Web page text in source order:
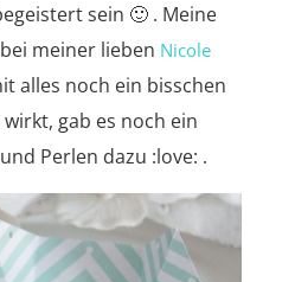
sein 🙂 . Meine
meiner lieben Nicole
alles noch ein bisschen
gab es noch ein
Perlen dazu :love: .